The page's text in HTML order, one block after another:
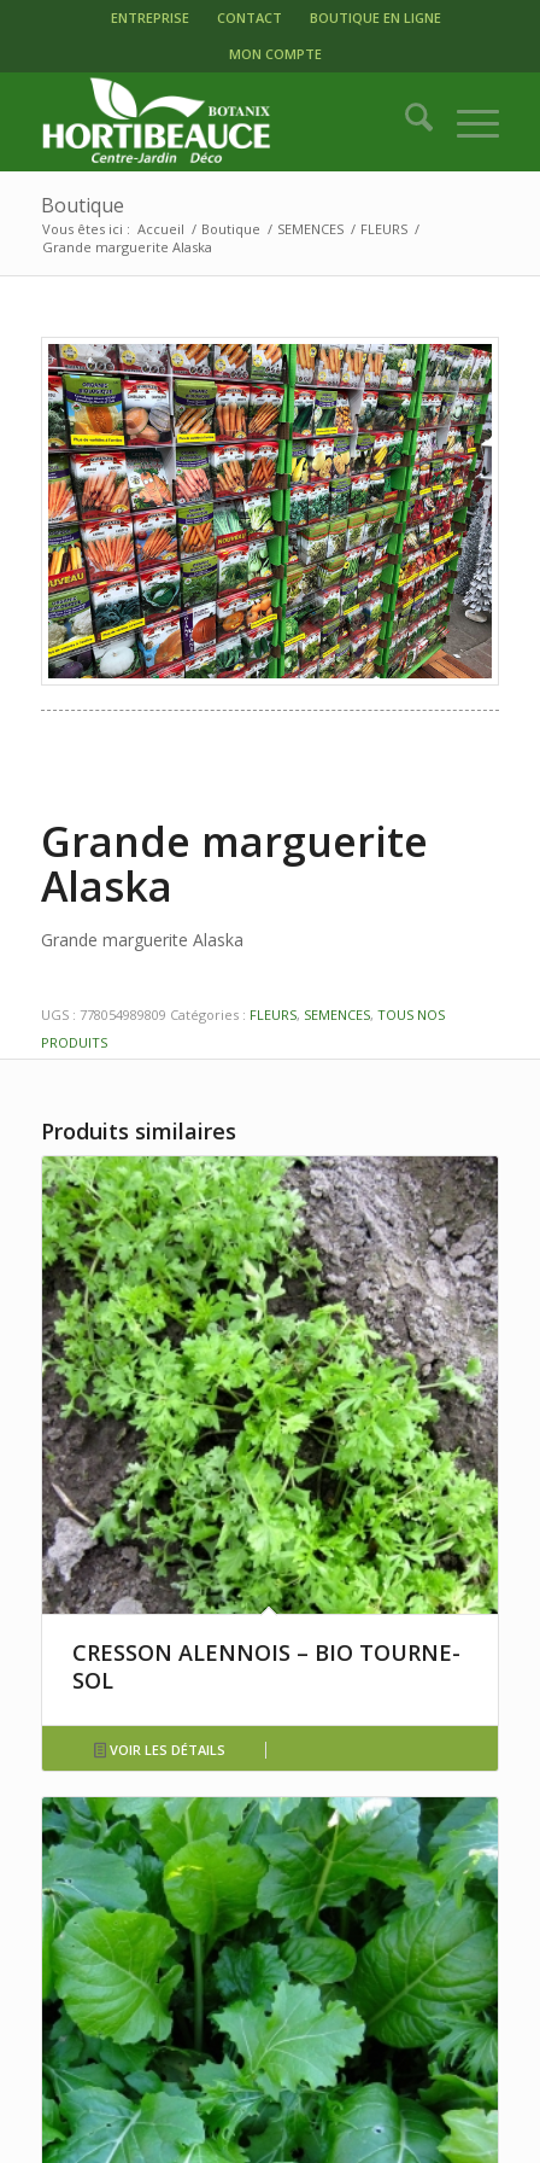
ENTREPRISE CONTACT
BOUTIQUE EN LIGNE
MON COMPTE
Boutique
Vous êtes ici : Accueil / Boutique / SEMENCES / FLEURS /
Grande marguerite Alaska
Grande marguerite
Alaska
Grande marguerite Alaska
UGS : 778054989809 Catégories : FLEURS, SEMENCES, TOUS NOS
PRODUITS
Produits similaires
CRESSON ALENNOIS – BIO TOURNE-
SOL
VOIR LES DÉTAILS